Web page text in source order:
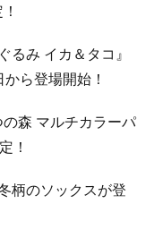
るみ イカ＆タコ』
ら登場開始！
の森 マルチカラーパ
！
柄のソックスが登